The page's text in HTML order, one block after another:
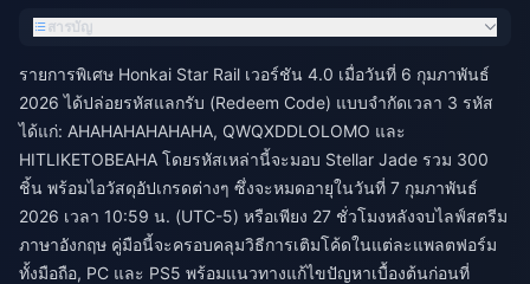
สารบัญ
รายการพิเศษ Honkai Star Rail เวอร์ชัน 4.0 เมื่อวันที่ 6 กุมภาพันธ์
2026 ได้ปล่อยรหัสแลกรับ (Redeem Code) แบบจำกัดเวลา 3 รหัส
ได้แก่: AHAHAHAHAHAHA, QWQXDDLOLOMO และ
HITLIKETOBEAHA โดยรหัสเหล่านี้จะมอบ Stellar Jade รวม 300
ชิ้น พร้อมไอวัสดุอัปเกรดต่างๆ ซึ่งจะหมดอายุในวันที่ 7 กุมภาพันธ์
2026 เวลา 10:59 น. (UTC-5) หรือเพียง 27 ชั่วโมงหลังจบไลฟ์สตรีม
ภาษาอังกฤษ คู่มือนี้จะครอบคลุมวิธีการเติมโค้ดในแต่ละแพลตฟอร์ม
ทั้งมือถือ, PC และ PS5 พร้อมแนวทางแก้ไขปัญหาเบื้องต้นก่อนที่